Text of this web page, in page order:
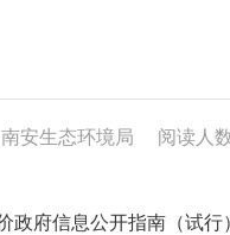
安生态环境局 阅读人
政府信息公开指南（试